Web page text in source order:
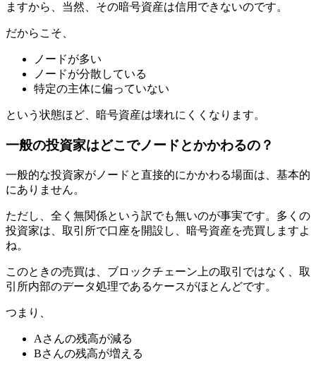
ますから、当然、その暗号資産は信用できないのです。
だからこそ、
ノードが多い
ノードが分散している
特定の主体に偏っていない
という状態ほど、暗号資産は壊れにくくなります。
一般の投資家はどこでノードとかかわるの？
一般的な投資家がノードと直接的にかかわる場面は、基本的
にありません。
ただし、全く無関係という訳でも無いのが事実です。多くの
投資家は、取引所で口座を開設し、暗号資産を売買しますよ
ね。
このときの売買は、ブロックチェーン上の取引ではなく、取
引所内部のデータ処理であるケースがほとんどです。
つまり、
Aさんの残高が減る
Bさんの残高が増える